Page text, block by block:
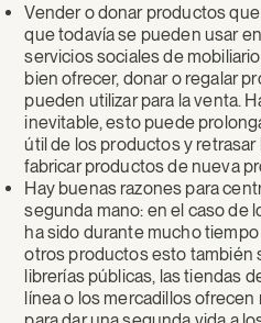
Vender o donar productos
que todavía se pueden usar
servicios sociales de
bien ofrecer, donar o regalar
pueden utilizar para la venta.
inevitable, esto puede
útil de los productos y
fabricar productos de nueva
Hay buenas razones para
segunda mano: en el caso de
ha sido durante mucho
otros productos esto también
librerías públicas, las tiendas
línea o los mercadillos